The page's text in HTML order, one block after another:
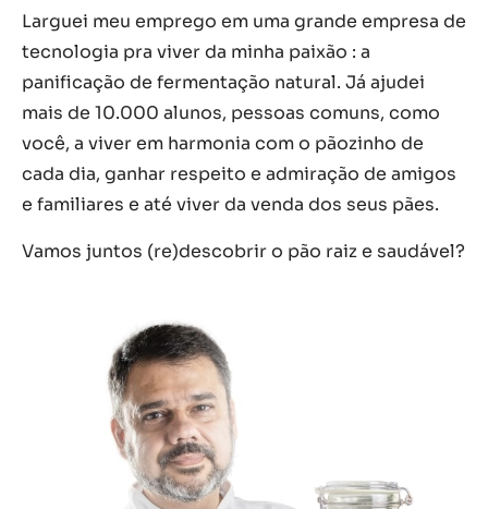
Larguei meu emprego em uma grande empresa de
tecnologia pra viver da minha paixão : a
panificação de fermentação natural. Já ajudei
mais de 10.000 alunos, pessoas comuns, como
você, a viver em harmonia com o pãozinho de
cada dia, ganhar respeito e admiração de amigos
e familiares e até viver da venda dos seus pães.
Vamos juntos (re)descobrir o pão raiz e saudável?